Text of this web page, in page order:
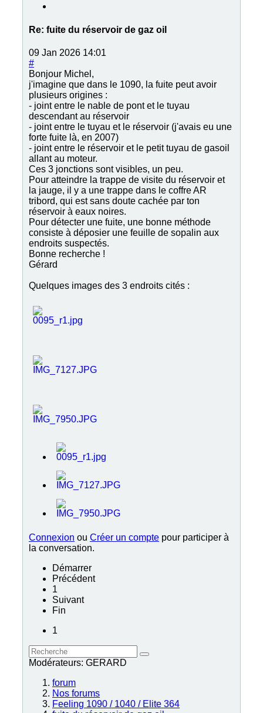
Re: fuite du réservoir de gaz oil
09 Jan 2026 14:01
#
Bonjour Michel,
j'imagine que dans le 1090, la fuite peut avoir
plusieurs origines :
- joint entre le nable de pont et le tuyau
descendant au réservoir
- joint entre le tuyau et le réservoir (j'avais eu une
forte fuite là, en 2007)
- joint entre le réservoir et le petit tuyau de gasoil
allant au moteur.
Ces 3 jonctions sont visibles, un peu.
Pour atteindre la trappe de visite du réservoir et
la jauge, il y a une trappe dans le coffre AR
tribord, qui est sans doute cachée par ton
réservoir à eaux noires.
Pour détecter une fuite, une bonne méthode
consiste à déposier une feuille de sopalin aux
endroits suspectés.
Bonne recherche !
Gérard
Quelques images des 3 endroits cités :
Connexion ou Créer un compte pour participer à
la conversation.
Démarrer
Précédent
1
Suivant
Fin
1
Modérateurs: GERARD
forum
Nos forums
Feeling 1090 / 1040 / Elite 364